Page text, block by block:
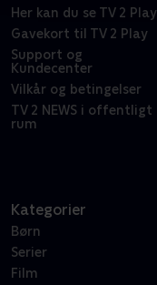
Her kan du se TV 2 Play
Gavekort til TV 2 Play
Support og
Kundecenter
Vilkår og betingelser
TV 2 NEWS i offentligt
rum
Kategorier
Børn
Serier
Film